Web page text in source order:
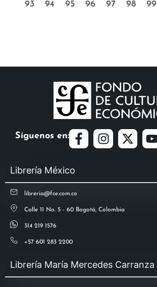
93
94 95 96 97 98 99
Síguenos en:
Librería México
libreria@fce.com.co
Calle 11 No. 5 - 60 Bogotá, Colombia
314 219 1576
+57 601 283 2200
Librería María Mercedes Carranza